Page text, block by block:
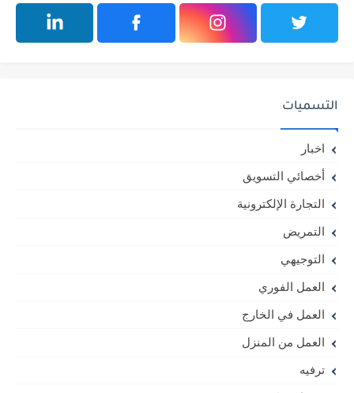
التسميات
اخبار
أخصائي التسويق
التجارة الإلكترونية
التمريض
التوجيهي
العمل الفوري
العمل في الخارج
العمل من المنزل
ترفيه